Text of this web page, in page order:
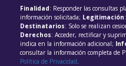
Finalidad: Responder las consultas
información solicitada; Legitimación
Destinatarios: Solo se realizan
Derechos: Acceder, rectificar y
indica en la información adicional;
consultar la información completa de
Política de Privacidad